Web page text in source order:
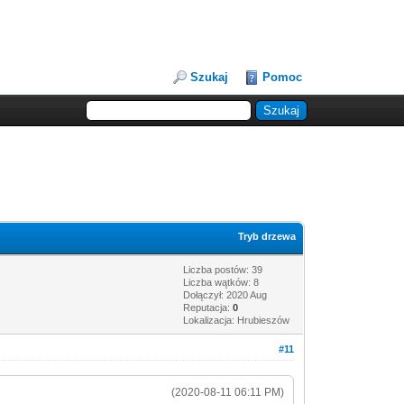
Szukaj Pomoc
Tryb drzewa
Liczba postów: 39
Liczba wątków: 8
Dołączył: 2020 Aug
Reputacja:0
Lokalizacja: Hrubieszów
#11
(2020-08-11 06:11 PM)